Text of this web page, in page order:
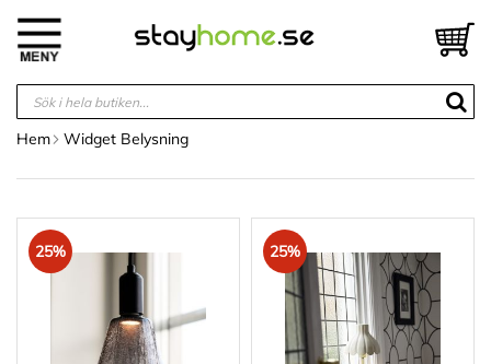
innehållet
Hem Widget Belysning
25% 25%